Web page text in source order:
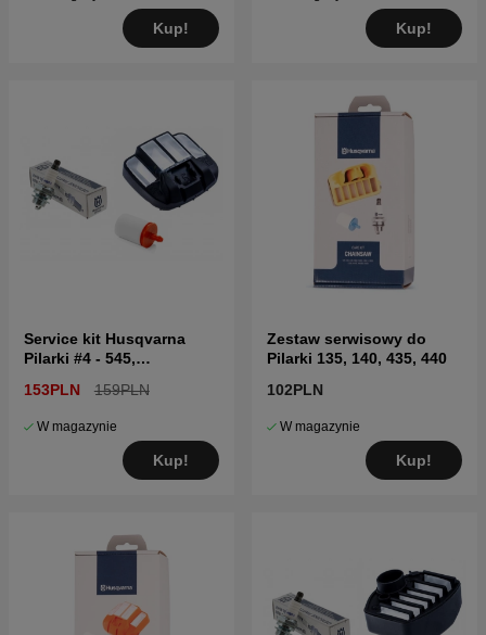
Kup! Kup!
Service kit Husqvarna
Pilarki #4 - 545,
153PLN 159PLN
W magazynie
Kup!
Zestaw serwisowy do
Pilarki 135, 140, 435, 440
102PLN
W magazynie
Kup!